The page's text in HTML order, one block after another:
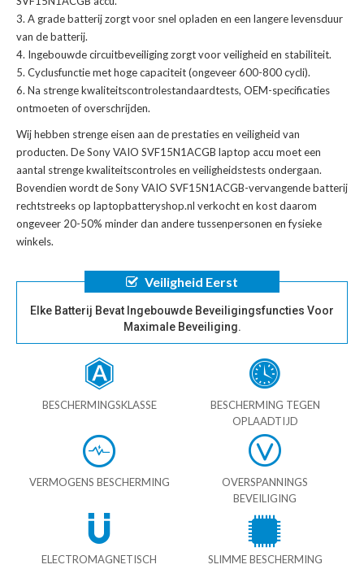
A grade batterij zorgt voor snel opladen en een langere levensduur
van de batterij.
Ingebouwde circuitbeveiliging zorgt voor veiligheid en stabiliteit.
Cyclusfunctie met hoge capaciteit (ongeveer 600-800 cycli).
Na strenge kwaliteitscontrolestandaardtests, OEM-specificaties
ontmoeten of overschrijden.
Wij hebben strenge eisen aan de prestaties en veiligheid van
producten. DeSony VAIO SVF15N1ACGB laptop accu moet een
aantal strenge kwaliteitscontroles en veiligheidstests ondergaan.
Bovendien wordt deSony VAIO SVF15N1ACGB-vervangende batterij
rechtstreeks op laptopbatteryshop.nl verkocht en kost daarom
ongeveer 20-50% minder dan andere tussenpersonen en fysieke
winkels.
Veiligheid Eerst
Elke Batterij Bevat Ingebouwde Beveiligingsfuncties Voor
Maximale Beveiliging.
BESCHERMINGSKLASSE
BESCHERMING TEGEN
OPLAADTIJD
VERMOGENS BESCHERMING
OVERSPANNINGS
BEVEILIGING
ELECTROMAGNETISCH SLIMME BESCHERMING